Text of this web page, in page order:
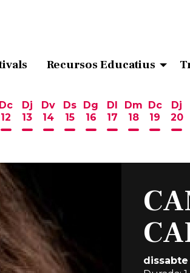
Recursos Educatius
d'agost
d'agost
11 d'agost
Dc
12
Dimecres 12 d'agost
Dj
13
Dijous 13 d'agost
Dv
14
Divendres 14 d'agost
Ds
15
Dissabte 15 d'agost
Dg
16
Diumenge 16
Dl
17
Dilluns 17
Dm
18
Dimarts 18
Dc
19
Dj
20